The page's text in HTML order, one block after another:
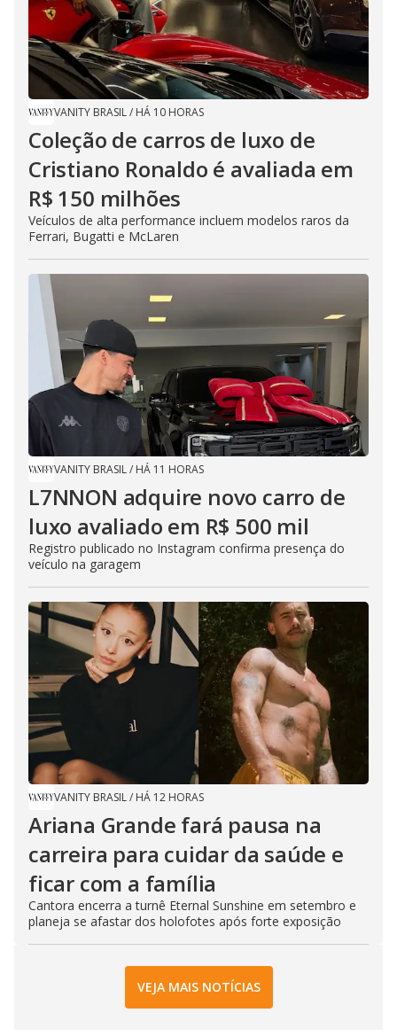
VANITY BRASIL/ HÁ 10 HORAS
Coleção de carros de luxo de
Cristiano Ronaldo é avaliada em
R$ 150 milhões
Veículos de alta performance incluem modelos raros da
Ferrari, Bugatti e McLaren
VANITY BRASIL/ HÁ 11 HORAS
L7NNON adquire novo carro de
luxo avaliado em R$ 500 mil
Registro publicado no Instagram confirma presença do
veículo na garagem
VANITY BRASIL/ HÁ 12 HORAS
Ariana Grande fará pausa na
carreira para cuidar da saúde e
ficar com a família
Cantora encerra a turnê Eternal Sunshine em setembro e
planeja se afastar dos holofotes após forte exposição
VEJA MAIS NOTÍCIAS